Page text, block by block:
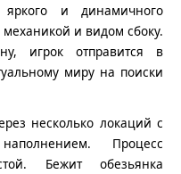
и динамичного
и видом сбоку.
игрок отправится в
миру на поиски
несколько локаций с
Процесс
Бежит обезьянка